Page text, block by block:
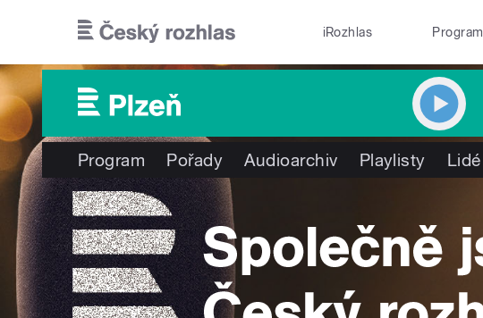
iRozhlas Program
Program Pořady Audioarchiv Playlisty Lidé